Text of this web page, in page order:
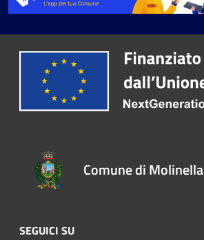
Comune di Molinella
SEGUICI SU